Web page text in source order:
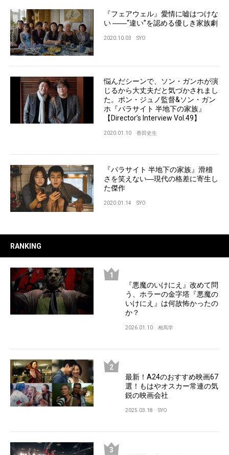
『フェアウェル』愛情に嘘はつけな
い ――“違い”を認める優しき家族劇
2020.10.03 SYO
悩んだシーンで、ソン・ガンホが演
じるから大丈夫だと気づかされまし
た。ポン・ジュノ監督&ソン・ガン
ホ『パラサイト 半地下の家族』
【Director’s Interview Vol.49】
2020.01.10 香田史生
『パラサイト 半地下の家族』滑稽
さを笑えない―現代の格差に寄生し
た傑作
2020.01.14 SYO
RANKING
『悪魔のいけにえ』改めて問
う、ホラーの金字塔『悪魔の
いけにえ』は何故怖かったの
か？
2026.01.10 相馬学
最新！A24のおすすめ映画67
選！もはやオスカー常連の気
鋭の映画会社
2025.03.18 SYO